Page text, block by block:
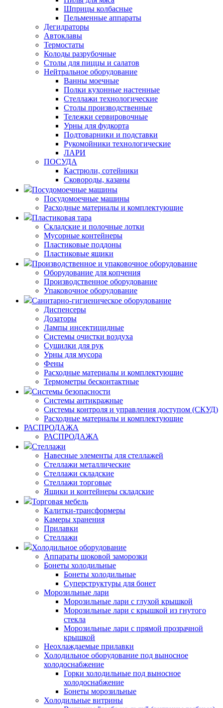
Шприцы колбасные
Пельменные аппараты
Дегидраторы
Автоклавы
Термостаты
Колоды разрубочные
Столы для пиццы и салатов
Нейтральное оборудование
Ванны моечные
Полки кухонные настенные
Стеллажи технологические
Столы производственные
Тележки сервировочные
Урны для фудкорта
Подтоварники и подставки
Рукомойники технологические
ЛАРИ
ПОСУДА
Кастрюли, сотейники
Сковороды, казаны
Посудомоечные машины
Посудомоечные машины
Расходные материалы и комплектующие
Пластиковая тара
Складские и полочные лотки
Мусорные контейнеры
Пластиковые поддоны
Пластиковые ящики
Производственное и упаковочное оборудование
Оборудование для копчения
Производственное оборудование
Упаковочное оборудование
Санитарно-гигиеническое оборудование
Диспенсеры
Дозаторы
Лампы инсектицидные
Системы очистки воздуха
Сушилки для рук
Урны для мусора
Фены
Расходные материалы и комплектующие
Термометры бесконтактные
Системы безопасности
Системы антикражные
Системы контроля и управления доступом (СКУД)
Расходные материалы и комплектующие
РАСПРОДАЖА
РАСПРОДАЖА
Стеллажи
Навесные элементы для стеллажей
Стеллажи металлические
Стеллажи складские
Стеллажи торговые
Ящики и контейнеры складские
Торговая мебель
Калитки-трансформеры
Камеры хранения
Прилавки
Стеллажи
Холодильное оборудование
Аппараты шоковой заморозки
Бонеты холодильные
Бонеты холодильные
Суперструктуры для бонет
Морозильные лари
Морозильные лари с глухой крышкой
Морозильные лари с крышкой из гнутого
стекла
Морозильные лари с прямой прозрачной
крышкой
Неохлаждаемые прилавки
Холодильное оборудование под выносное
холодоснабжение
Горки холодильные под выносное
холодоснабжение
Бонеты морозильные
Холодильные витрины